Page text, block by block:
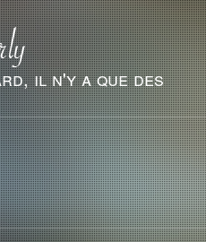
il n'y a que des